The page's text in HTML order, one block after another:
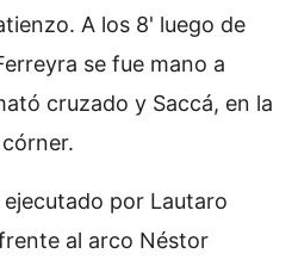
A los 8' luego de
se fue mano a
cruzado y Saccá, en la
por Lautaro
al arco Néstor